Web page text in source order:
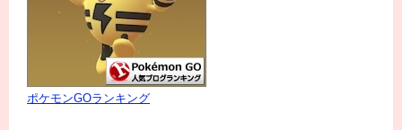
ポケモンGOランキング